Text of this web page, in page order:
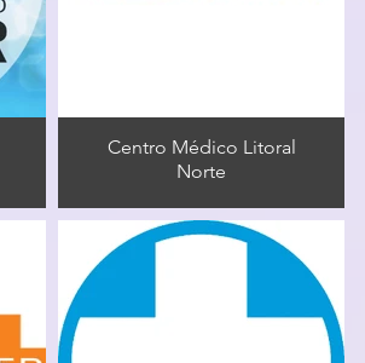
Centro Médico Litoral
Norte